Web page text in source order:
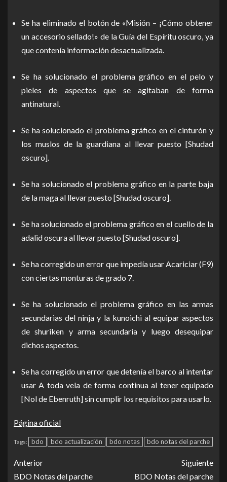
Se ha eliminado el botón de «Misión – ¡Cómo obtener
un accesorio sellado!» de la Guía del Espíritu oscuro, ya
que contenía información desactualizada.
Se ha solucionado el problema gráfico en el pelo y
pieles de aspectos que se agitaban de forma
antinatural.
Se ha solucionado el problema gráfico en el cinturón y
los muslos de la guardiana al llevar puesto [Shudad
oscuro].
Se ha solucionado el problema gráfico en la parte baja
de la maga al llevar puesto [Shudad oscuro].
Se ha solucionado el problema gráfico en el cuello de la
adalid oscura al llevar puesto [Shudad oscuro].
Se ha corregido un error que impedía usar Acariciar (F9)
con ciertas monturas de grado 7.
Se ha solucionado el problema gráfico en las armas
secundarias del ninja y la kunoichi al equipar aspectos
de shuriken y arma secundaria y luego desequipar
dichos aspectos.
Se ha corregido un error que detenía el barco al intentar
usar A toda vela de forma continua al tener equipado
[Nol de Ebenruth] sin cumplir los requisitos para usarlo.
Página oficial
Tags: bdo bdo actualización bdo notas bdo notas del parche
Anterior
BDO Notas del parche
Siguiente
BDO Notas del parche